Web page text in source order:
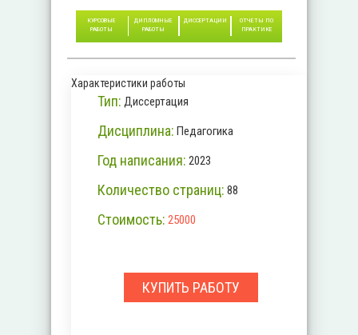
КУРСОВЫЕ
РАБОТЫ
ДИПЛОМНЫЕ
РАБОТЫ
ДИССЕРТАЦИИ
ОТЧЕТЫ ПО
ПРАКТИКЕ
Характеристики работы
Тип: Диссертация
Дисциплина: Педагогика
Год написания: 2023
Количество страниц: 88
Стоимость: 25000
КУПИТЬ РАБОТУ